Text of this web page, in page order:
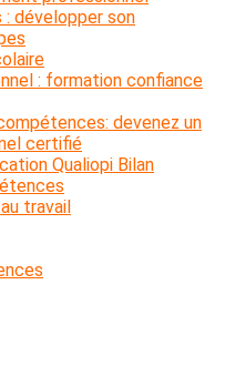
: développer son
: formation confiance
devenez un
certifié
Qualiopi Bilan
travail